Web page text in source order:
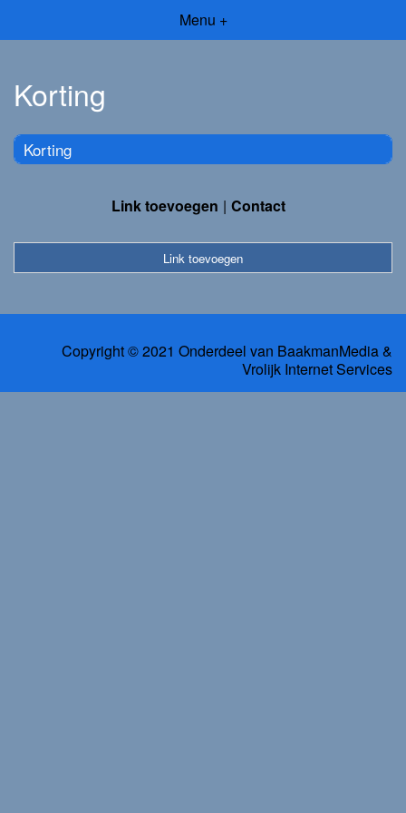
Menu +
Korting
Korting
Link toevoegen Contact
Link toevoegen
Copyright © 2021 Onderdeel van BaakmanMedia&
Vrolijk Internet Services